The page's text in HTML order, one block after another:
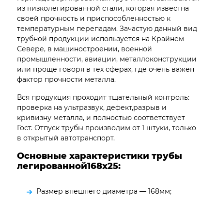
из низколегированной стали, которая известна
своей прочность и приспособленностью к
температурным перепадам. Зачастую данный вид
трубной продукции используется на Крайнем
Севере, в машиностроении, военной
промышленности, авиации, металлоконструкции
или проще говоря в тех сферах, где очень важен
фактор прочности металла.
Вся продукция проходит тщательный контроль:
проверка на ультразвук, дефект,разрыв и
кривизну металла, и полностью соответствует
Гост. Отпуск трубы производим от 1 штуки, только
в открытый автотранспорт.
Основные характеристики трубы
легированной168х25:
Размер внешнего диаметра — 168мм;